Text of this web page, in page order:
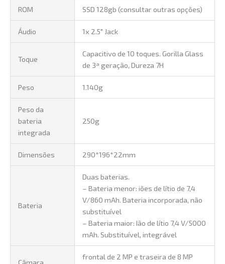
ROM SSD 128gb (consultar outras opções)
Áudio 1x 2.5″ Jack
Toque
Capacitivo de 10 toques. Gorilla Glass
de 3ª geração, Dureza 7H
Peso 1.140g
Peso da
bateria
integrada
250g
Dimensões 290*196*22mm
Bateria
Duas baterias.
– Bateria menor: iões de lítio de 7,4
V/860 mAh. Bateria incorporada, não
substituível
– Bateria maior: Ião de lítio 7,4 V/5000
mAh. Substituível, integrável
Câmara
frontal de 2 MP e traseira de 8 MP